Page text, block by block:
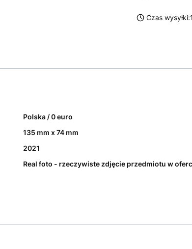
Czas wysyłki:
Polska / 0 euro
135 mm x 74 mm
2021
Real foto - rzeczywiste zdjęcie przedmiotu w